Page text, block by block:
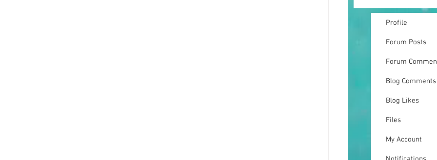
Profile
Forum Posts
Forum
Blog Comments
Blog Likes
Files
My Account